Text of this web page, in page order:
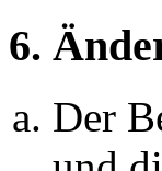
6.
Der